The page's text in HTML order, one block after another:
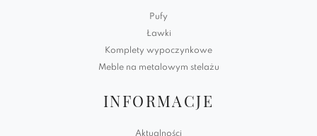
Pufy
Ławki
Komplety wypoczynkowe
Meble na metalowym stelażu
INFORMACJE
Aktualności